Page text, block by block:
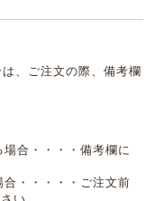
、ご注文の際、備考欄
合・・・・備考欄に
・・・・・ご注文前